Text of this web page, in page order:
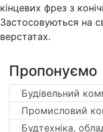
кінцевих фрез з
Застосовуються на
верстатах.
Пропонуємо
Будівельний
Промисловий
Будтехніка,